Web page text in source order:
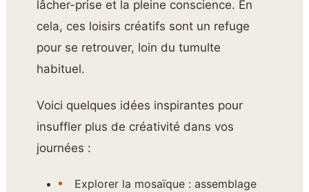
lâcher-prise et la pleine conscience. En
cela, ces loisirs créatifs sont un refuge
pour se retrouver, loin du tumulte
habituel.
Voici quelques idées inspirantes pour
insuffler plus de créativité dans vos
journées :
Explorer la mosaïque : assemblage